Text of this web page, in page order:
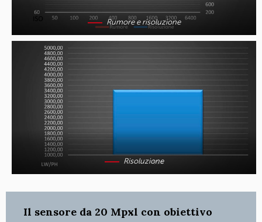
Rumore e risoluzione
Risoluzione
Il sensore da 20 Mpxl con obiettivo